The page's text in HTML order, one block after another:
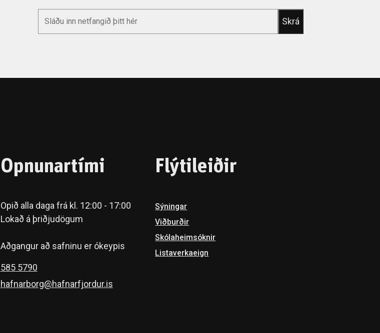
Opnunartími
Opið alla daga frá kl. 12:00 - 17:00
Lokað á þriðjudögum
Aðgangur að safninu er ókeypis
585 5790
hafnarborg@hafnarfjordur.is
Flýtileiðir
Sýningar
Viðburðir
Skóla­heimsóknir
Listaverkaeign